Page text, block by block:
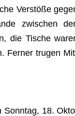
Ver­stöße
zwi­schen
die Tische
Fer­ner tru­gen
Sonn­tag, 18.